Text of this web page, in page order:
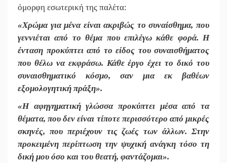
όμορφη εσωτερική της παλέτα:
«Χρώμα για μένα είναι ακριβώς το συναίσθημα, που
γεννιέται από το θέμα που επιλέγω κάθε φορά. Η
ένταση προκύπτει από το είδος του συναισθήματος
που θέλω να εκφράσω. Κάθε έργο έχει το δικό του
συναισθηματικό κόσμο, σαν μια εκ βαθέων
εξομολογητική πράξη».
«Η αφηγηματική γλώσσα προκύπτει μέσα από τα
θέματα, που δεν είναι τίποτε περισσότερο από μικρές
σκηνές, που περιέχουν τις ζωές των άλλων. Στην
προκειμένη περίπτωση την ψυχική ανάγκη τόσο τη
δική μου όσο και του θεατή, φαντάζομαι».